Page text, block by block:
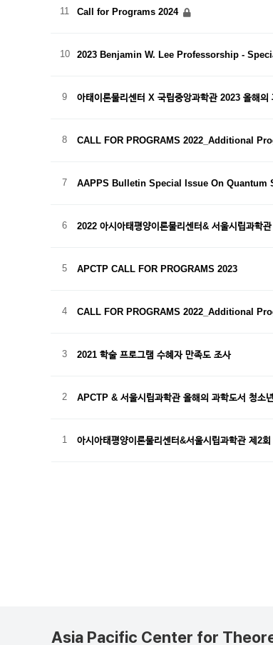
11 Call for Programs 2024
10 2023 Benjamin W. Lee Professorship -
9 아태이론물리센터 X 국립중앙과학관 2023 올해의
8 CALL FOR PROGRAMS 2022_Additional
7 AAPPS Bulletin Special Issue On Quantum
6 2022 아시아태평양이론물리센터& 서울시립과학
5 APCTP CALL FOR PROGRAMS 2023
4 CALL FOR PROGRAMS 2022_Additional
3 2021 학술 프로그램 수혜자 만족도 조사
2 APCTP & 서울시립과학관 올해의 과학도서 청소
1 아시아태평양이론물리센터&서울시립과학관 제2
Asia Pacific Center for